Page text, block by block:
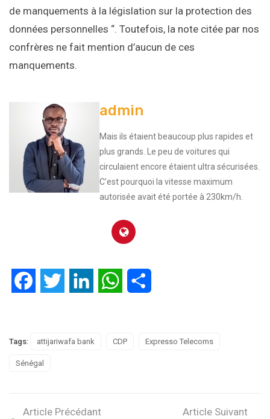
de manquements à la législation sur la protection des
données personnelles “. Toutefois, la note citée par nos
confrères ne fait mention d’aucun de ces
manquements.
admin
Mais ils étaient beaucoup plus rapides et
plus grands. Le peu de voitures qui
circulaient encore étaient ultra sécurisées.
C’est pourquoi la vitesse maximum
autorisée avait été portée à 230km/h.
FacebookTwitter LinkedIn WhatsApp
Tags: attijariwafa bank CDP Expresso Telecoms
Sénégal
Article Précédant Article Suivant